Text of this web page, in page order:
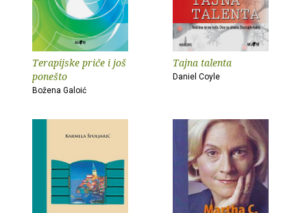
Terapijske priče i još
ponešto
Božena Galoić
Tajna talenta
Daniel Coyle